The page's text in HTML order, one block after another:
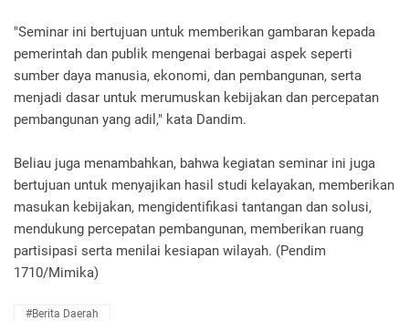
"Seminar ini bertujuan untuk memberikan gambaran kepada
pemerintah dan publik mengenai berbagai aspek seperti
sumber daya manusia, ekonomi, dan pembangunan, serta
menjadi dasar untuk merumuskan kebijakan dan percepatan
pembangunan yang adil," kata Dandim.
Beliau juga menambahkan, bahwa kegiatan seminar ini juga
bertujuan untuk menyajikan hasil studi kelayakan, memberikan
masukan kebijakan, mengidentifikasi tantangan dan solusi,
mendukung percepatan pembangunan, memberikan ruang
partisipasi serta menilai kesiapan wilayah. (Pendim
1710/Mimika)
#Berita Daerah